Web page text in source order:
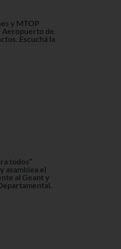
y MTOP
Aeropuerto de
Escuchá la
todos”
asamblea el
al Geant y